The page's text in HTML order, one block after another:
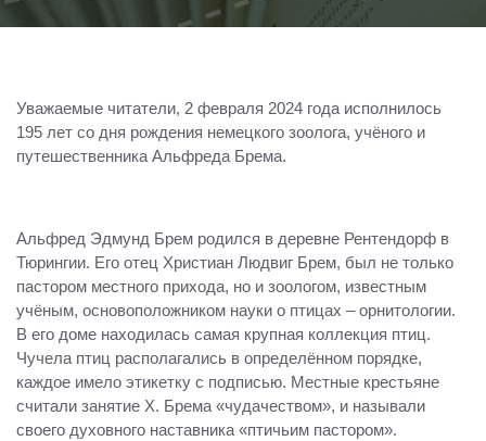
Уважаемые читатели, 2 февраля 2024 года исполнилось
195 лет со дня рождения немецкого зоолога, учёного и
путешественника Альфреда Брема.
Альфред Эдмунд Брем родился в деревне Рентендорф в
Тюрингии. Его отец Христиан Людвиг Брем, был не только
пастором местного прихода, но и зоологом, известным
учёным, основоположником науки о птицах – орнитологии.
В его доме находилась самая крупная коллекция птиц.
Чучела птиц располагались в определённом порядке,
каждое имело этикетку с подписью. Местные крестьяне
считали занятие Х. Брема «чудачеством», и называли
своего духовного наставника «птичьим пастором».